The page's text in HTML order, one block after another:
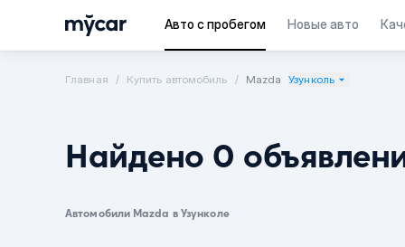
Авто с пробегом Новые авто
Главная Купить автомобиль Mazda Узунколь
Найдено 0
Автомобили Mazda в Узунколе